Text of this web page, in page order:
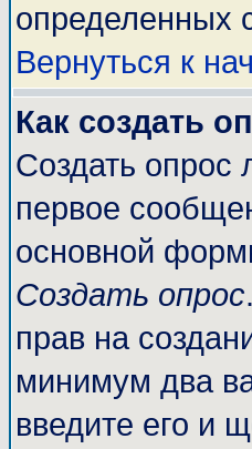
определенных
Вернуться к
Как создать
Создать опрос
первое
основной
Создать опрос
прав на
минимум два
введите его и